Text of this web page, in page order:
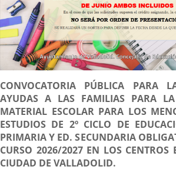
Descripción
CONVOCATORIA PÚBLICA PARA
AYUDAS A LAS FAMILIAS PARA
MATERIAL ESCOLAR PARA LOS
ESTUDIOS DE 2º CICLO DE
PRIMARIA Y ED. SECUNDARIA
CURSO 2026/2027 EN LOS CENTROS
CIUDAD DE VALLADOLID.